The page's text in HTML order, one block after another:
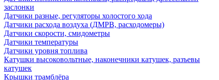
заслонки
Датчики разные, регуляторы холостого хода
Датчики расхода воздуха (ДМРВ, расходомеры)
Датчики скорости, смидометры
Датчики температуры
Датчики уровня топлива
Катушки высоковольтные, наконечники катушек, разъевы
катушек
Крышки трамблёра